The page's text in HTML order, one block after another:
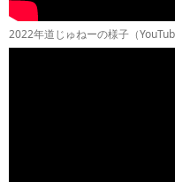
2022年道じゅねーの様子（